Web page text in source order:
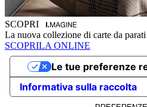
SCOPRI
La nuova collezione di carte da
SCOPRILA ONLINE
Informativa sulla raccolta
Le tue preferenze